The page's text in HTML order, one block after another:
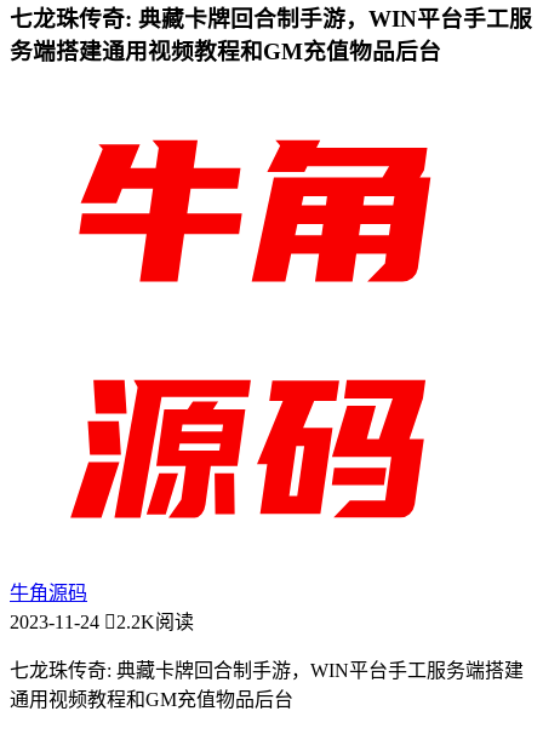
七龙珠传奇: 典藏卡牌回合制手游，WIN平台手工服
务端搭建通用视频教程和GM充值物品后台
牛角源码
2023-11-24
2.2K阅读
七龙珠传奇: 典藏卡牌回合制手游，WIN平台手工服务端搭建
通用视频教程和GM充值物品后台